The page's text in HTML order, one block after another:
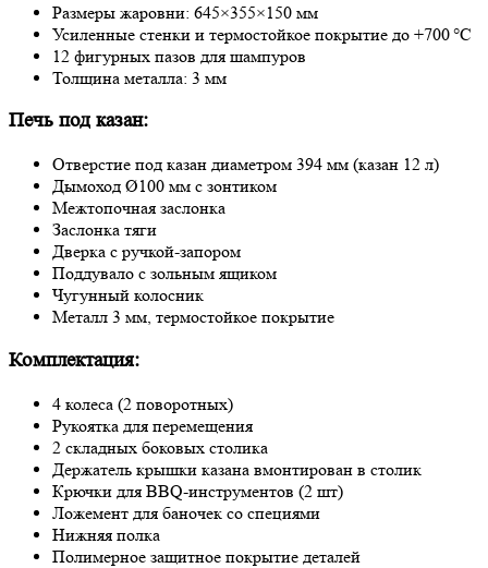
Размеры жаровни: 645×355×150 мм
Усиленные стенки и термостойкое покрытие до +700 °C
12 фигурных пазов для шампуров
Толщина металла: 3 мм
Печь под казан:
Отверстие под казан диаметром 394 мм (казан 12 л)
Дымоход Ø100 мм с зонтиком
Межтопочная заслонка
Заслонка тяги
Дверка с ручкой-запором
Поддувало с зольным ящиком
Чугунный колосник
Металл 3 мм, термостойкое покрытие
Комплектация:
4 колеса (2 поворотных)
Рукоятка для перемещения
2 складных боковых столика
Держатель крышки казана вмонтирован в столик
Крючки для BBQ-инструментов (2 шт)
Ложемент для баночек со специями
Нижняя полка
Полимерное защитное покрытие деталей